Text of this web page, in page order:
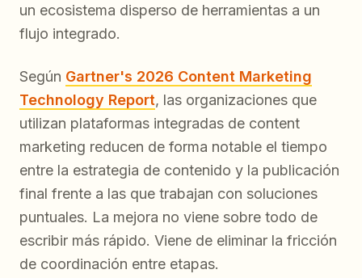
un ecosistema disperso de herramientas a un
flujo integrado.
Según Gartner's 2026 Content Marketing
Technology Report, las organizaciones que
utilizan plataformas integradas de content
marketing reducen de forma notable el tiempo
entre la estrategia de contenido y la publicación
final frente a las que trabajan con soluciones
puntuales. La mejora no viene sobre todo de
escribir más rápido. Viene de eliminar la fricción
de coordinación entre etapas.